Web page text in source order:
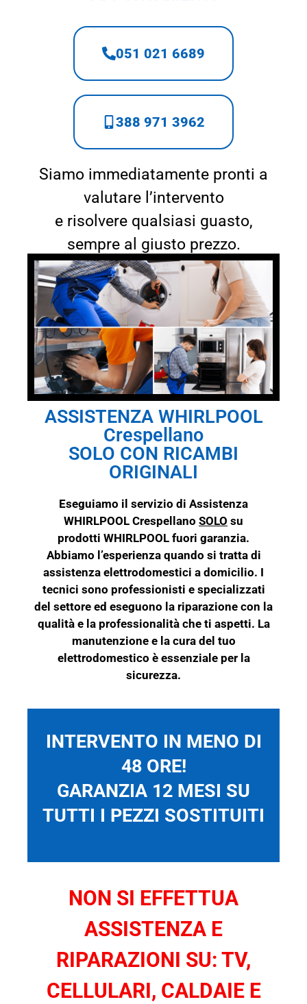
051 021 6689
388 971 3962
Siamo immediatamente pronti a
valutare l’intervento
e risolvere qualsiasi guasto,
sempre al giusto prezzo.
ASSISTENZA WHIRLPOOL
Crespellano
SOLO CON RICAMBI
ORIGINALI
Eseguiamo il servizio di Assistenza
WHIRLPOOL Crespellano SOLO su
prodotti WHIRLPOOL fuori garanzia.
Abbiamo l’esperienza quando si tratta di
assistenza elettrodomestici a domicilio. I
tecnici sono professionisti e specializzati
del settore ed eseguono la riparazione con la
qualità e la professionalità che ti aspetti. La
manutenzione e la cura del tuo
elettrodomestico è essenziale per la
sicurezza.
INTERVENTO IN MENO DI
48 ORE!
GARANZIA 12 MESI SU
TUTTI I PEZZI SOSTITUITI
NON SI EFFETTUA
ASSISTENZA E
RIPARAZIONI SU: TV,
CELLULARI, CALDAIE E